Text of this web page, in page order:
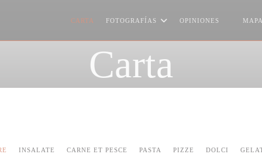
CARTA FOTOGRAFÍAS
OPINIONES
Carta
INSALATE CARNE ET PESCE PASTA PIZZE DOLCI